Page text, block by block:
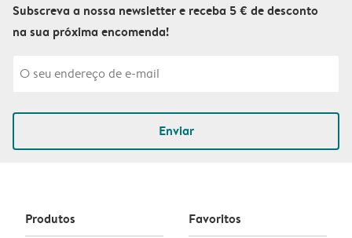
Subscreva a nossa newsletter e receba 5 € de desconto
na sua próxima encomenda!
Enviar
Produtos Favoritos